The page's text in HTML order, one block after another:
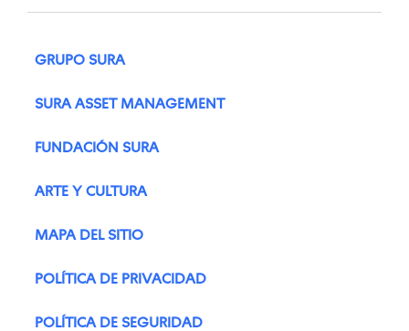
GRUPO SURA
SURA ASSET MANAGEMENT
FUNDACIÓN SURA
ARTE Y CULTURA
MAPA DEL SITIO
POLÍTICA DE PRIVACIDAD
POLÍTICA DE SEGURIDAD